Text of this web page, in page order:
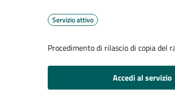
Servizio attivo
Procedimento di rilascio di copia del
Accedi al servizio